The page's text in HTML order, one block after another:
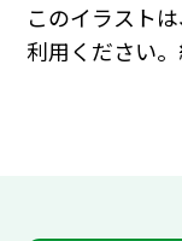
このイラスト
利用ください。